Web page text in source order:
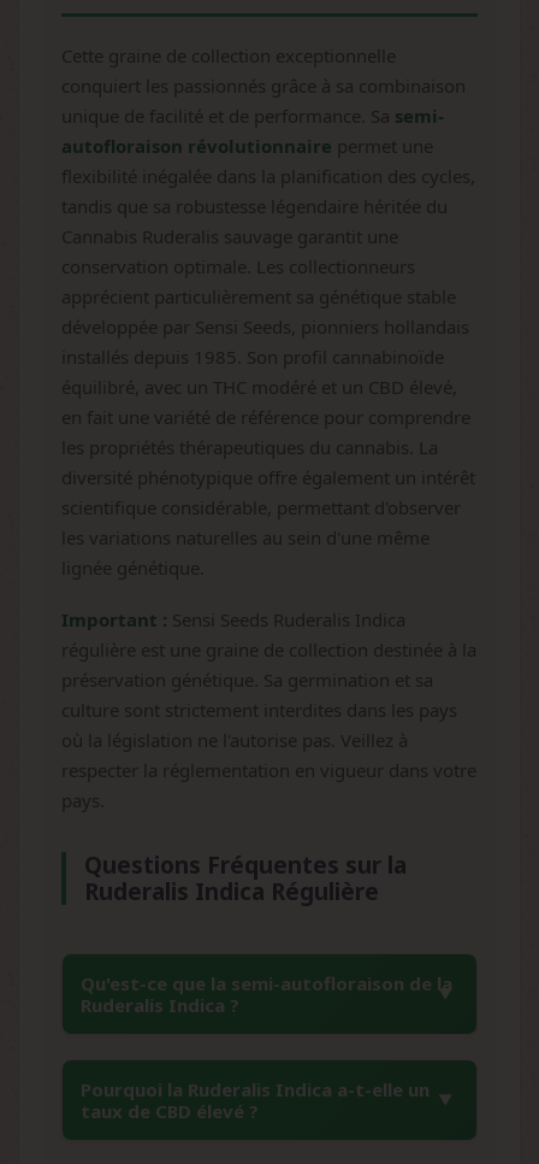
Cette graine de collection exceptionnelle
conquiert les passionnés grâce à sa combinaison
unique de facilité et de performance. Sa semi-
autofloraison révolutionnaire permet une
flexibilité inégalée dans la planification des cycles,
tandis que sa robustesse légendaire héritée du
Cannabis Ruderalis sauvage garantit une
conservation optimale. Les collectionneurs
apprécient particulièrement sa génétique stable
développée par Sensi Seeds, pionniers hollandais
installés depuis 1985. Son profil cannabinoïde
équilibré, avec un THC modéré et un CBD élevé,
en fait une variété de référence pour comprendre
les propriétés thérapeutiques du cannabis. La
diversité phénotypique offre également un intérêt
scientifique considérable, permettant d'observer
les variations naturelles au sein d'une même
lignée génétique.
Important : Sensi Seeds Ruderalis Indica
régulière est une graine de collection destinée à la
préservation génétique. Sa germination et sa
culture sont strictement interdites dans les pays
où la législation ne l'autorise pas. Veillez à
respecter la réglementation en vigueur dans votre
pays.
Questions Fréquentes sur la
Ruderalis Indica Régulière
Qu'est-ce que la semi-autofloraison de la
Ruderalis Indica ?
La semi-autofloraison est une caractéristique
unique où 50% des plants de Ruderalis Indica
Pourquoi la Ruderalis Indica a-t-elle un
taux de CBD élevé ?